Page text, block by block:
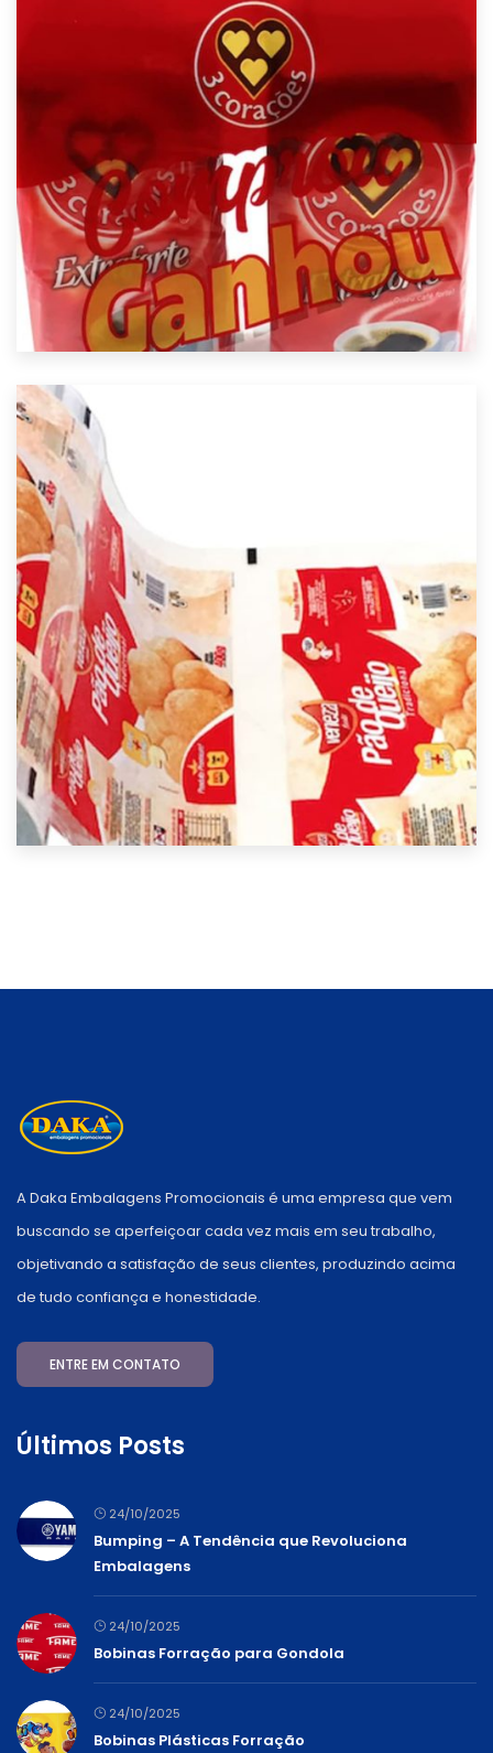
A Daka Embalagens Promocionais é uma empresa que vem
buscando se aperfeiçoar cada vez mais em seu trabalho,
objetivando a satisfação de seus clientes, produzindo acima
de tudo confiança e honestidade.
ENTRE EM CONTATO
Últimos Posts
24/10/2025
Bumping – A Tendência que Revoluciona
Embalagens
24/10/2025
Bobinas Forração para Gondola
24/10/2025
Bobinas Plásticas Forração